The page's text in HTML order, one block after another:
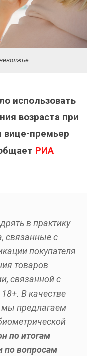
использовать
возраста при
вице-премьер
РИА
в практику
связанные с
покупателя
товаров
связанной с
В качестве
мы предлагаем
по итогам
по вопросам